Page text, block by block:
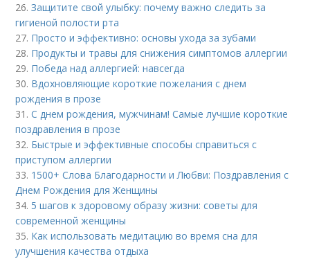
26.Защитите свой улыбку: почему важно следить за
гигиеной полости рта
27. Просто и эффективно: основы ухода за зубами
28. Продукты и травы для снижения симптомов аллергии
29. Победа над аллергией: навсегда
30. Вдохновляющие короткие пожелания с днем
рождения в прозе
31.С днем рождения, мужчинам! Самые лучшие короткие
поздравления в прозе
32. Быстрые и эффективные способы справиться с
приступом аллергии
33. 1500+ Слова Благодарности и Любви: Поздравления с
Днем Рождения для Женщины
34. 5 шагов к здоровому образу жизни: советы для
современной женщины
35. Как использовать медитацию во время сна для
улучшения качества отдыха